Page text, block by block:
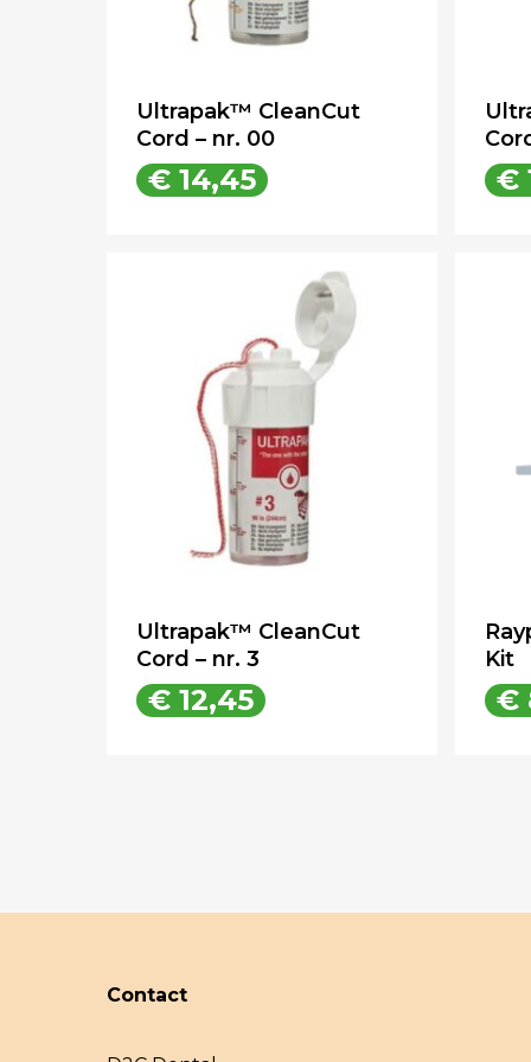
Ultrapak™ CleanCut
Cord – nr. 00
€ 14,45 € €
Ultrapak™ CleanCut
Cord – nr. 3
€ 12,45 €
Kit
€
Contact